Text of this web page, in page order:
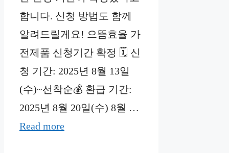
합니다. 신청 방법도 함께
알려드릴게요! 으뜸효율 가
전제품 신청기간 확정 🗓️ 신
청 기간: 2025년 8월 13일
(수)~선착순💰 환급 기간:
2025년 8월 20일(수) 8월 …
Read more